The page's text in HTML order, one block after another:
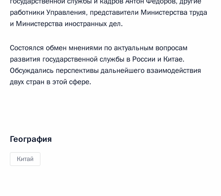
работники Управления, представители Министерства труда
и Министерства иностранных дел.
Состоялся обмен мнениями по актуальным вопросам
развития государственной службы в России и Китае.
Обсуждались перспективы дальнейшего взаимодействия
двух стран в этой сфере.
География
Китай